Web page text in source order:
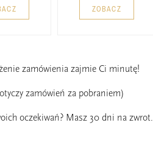
ZOBACZ
zamówienia zajmie Ci minutę!
zamówień za pobraniem)
oczekiwań? Masz 30 dni na zwrot.